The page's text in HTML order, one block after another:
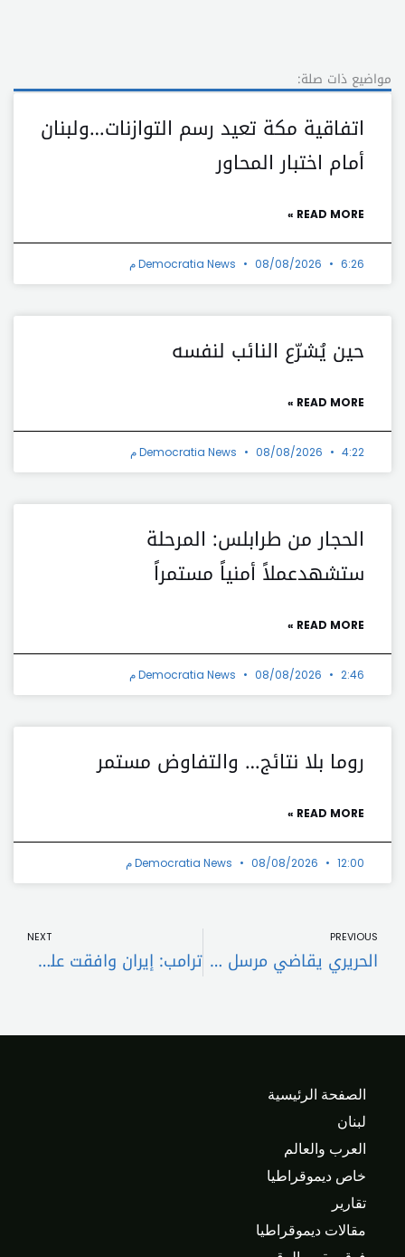
مواضيع ذات صلة:
اتفاقية مكة تعيد رسم التوازنات…ولبنان
أمام اختبار المحاور
READ MORE »
Democratia News 08/08/2026 6:26 م
حين يُشرّع النائب لنفسه
READ MORE »
Democratia News 08/08/2026 4:22 م
الحجار من طرابلس: المرحلة
ستشهدعملاً أمنياً مستمراً
READ MORE »
Democratia News 08/08/2026 2:46 م
روما بلا نتائج… والتفاوض مستمر
READ MORE »
Democratia News 08/08/2026 12:00 م
PREVIOUS
الحريري يقاضي مرسل وزريق
NEXT
ترامب: إيران وافقت على عدم امتلاك سلاح نووي والمرشد الأعلى يشارك في المفاوضات
الصفحة الرئيسية
لبنان
العرب والعالم
خاص ديموقراطيا
تقارير
مقالات ديموقراطيا